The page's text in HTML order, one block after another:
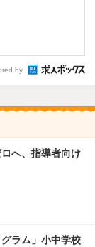
by
へ、指導者向け
ラム」小中学校